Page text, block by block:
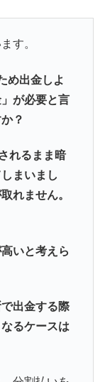
す。
め出金しよ
が必要と言
？
れるまま暗
まいまし
れません。
いと考えら
出金する際
るケースは